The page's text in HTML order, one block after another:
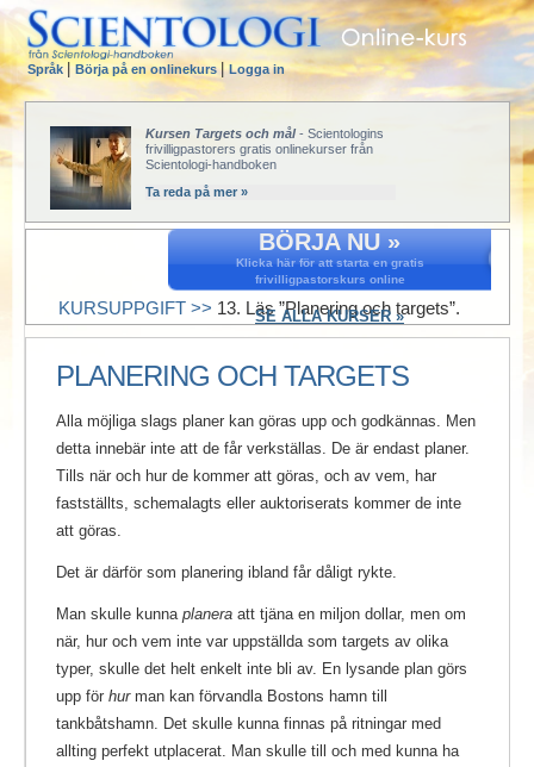
Språk| Börja på en onlinekurs | Logga in
Kursen Targets och mål- Scientologins
frivilligpastorers gratis onlinekurser från
Scientologi-handboken
Ta reda på mer »
BÖRJA NU »
Klicka här för att starta en gratis
frivilligpastorskurs online
SE ALLA KURSER »
KURSUPPGIFT >> 13. Läs ”Planering och targets”.
PLANERING OCH TARGETS
Alla möjliga slags planer kan göras upp och godkännas. Men
detta innebär inte att de får verkställas. De är endast planer.
Tills när och hur de kommer att göras, och av vem, har
fastställts, schemalagts eller auktoriserats kommer de inte
att göras.
Det är därför som planering ibland får dåligt rykte.
Man skulle kunna planera att tjäna en miljon dollar, men om
när, hur och vem inte var uppställda som targets av olika
typer, skulle det helt enkelt inte bli av. En lysande plan görs
upp för hurman kan förvandla Bostons hamn till
tankbåtshamn. Det skulle kunna finnas på ritningar med
allting perfekt utplacerat. Man skulle till och med kunna ha